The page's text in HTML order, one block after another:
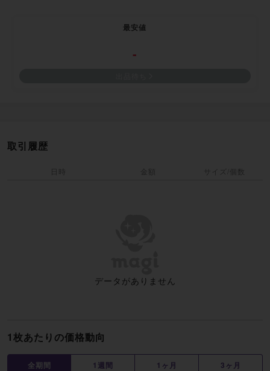
最安値
-
1枚あたりの価格動向
全期間 1週間 1ヶ月 3ヶ月
取引履歴
日時 金額 サイズ/個数
データがありません